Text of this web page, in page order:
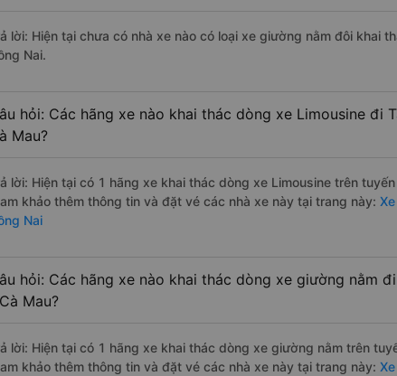
lời: Hiện tại chưa có nhà xe nào có loại xe giường nằm đôi khai
Nai.
hỏi: Các hãng xe nào khai thác dòng xe Limousine đi
Mau?
lời: Hiện tại có 1 hãng xe khai thác dòng xe Limousine trên
khảo thêm thông tin và đặt vé các nhà xe này tại trang này:
Nai
hỏi: Các hãng xe nào khai thác dòng xe giường nằm
Mau?
lời: Hiện tại có 1 hãng xe khai thác dòng xe giường nằm trên
khảo thêm thông tin và đặt vé các nhà xe này tại trang này: